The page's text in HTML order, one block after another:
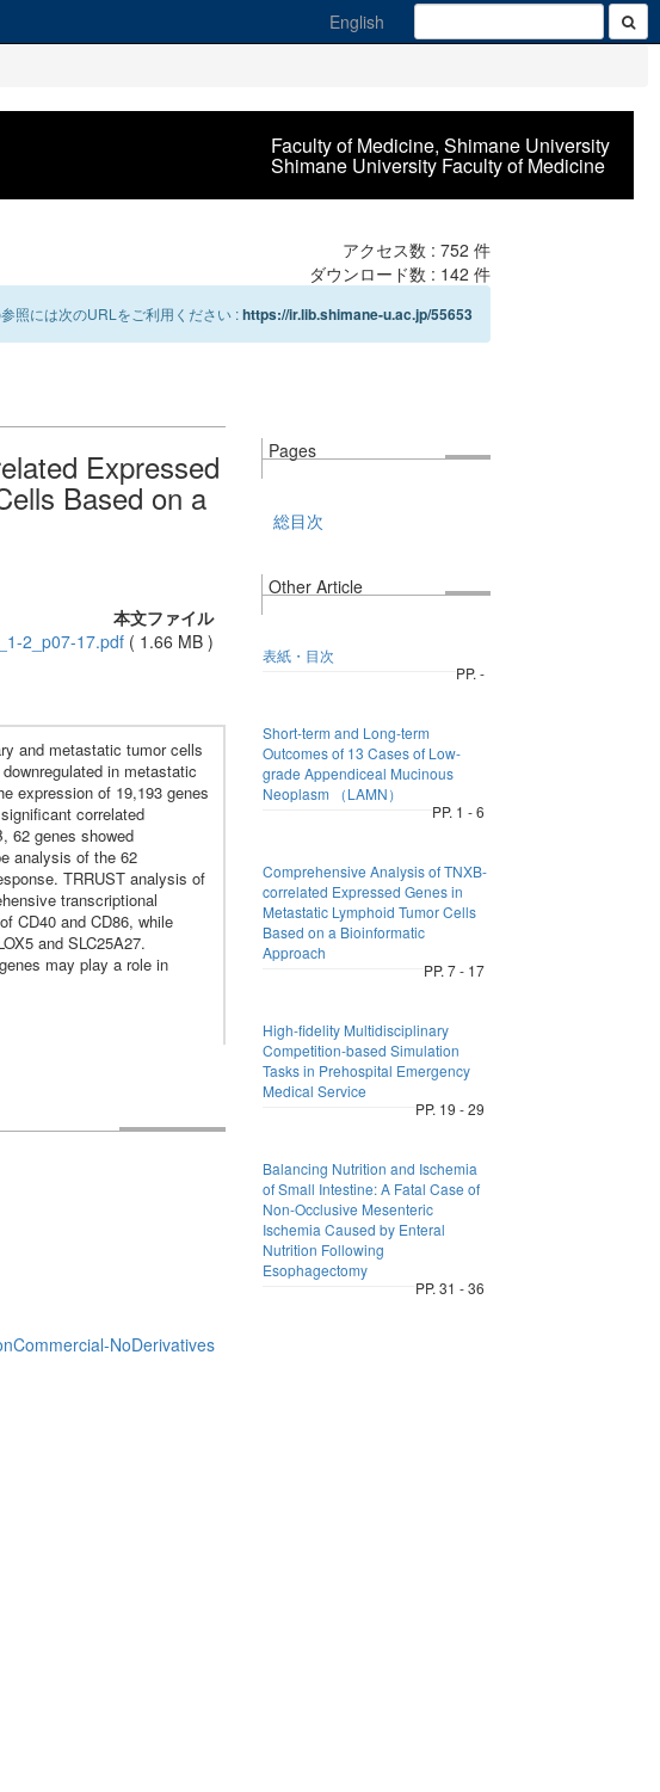
English
Faculty of Medicine, Shimane University
Shimane University Faculty of Medicine
アクセス数 : 752 件
ダウンロード数 : 142 件
照には次のURLをご利用ください :https://ir.lib.shimane-u.ac.jp/55653
Expressed
Based on a
本文ファイル
2_p07-17.pdf ( 1.66 MB )
and metastatic tumor cells
in metastatic
expression of 19,193 genes
correlated
62 genes showed
analysis of the 62
TRRUST analysis of
transcriptional
CD40 and CD86, while
and SLC25A27.
may play a role in
NoDerivatives
Pages
総目次
Other Article
表紙・目次
PP. -
Short-term and Long-term
Outcomes of 13 Cases of Low-
grade Appendiceal Mucinous
Neoplasm （LAMN）
PP. 1 - 6
Comprehensive Analysis of TNXB-
correlated Expressed Genes in
Metastatic Lymphoid Tumor Cells
Based on a Bioinformatic
Approach
PP. 7 - 17
High-fidelity Multidisciplinary
Competition-based Simulation
Tasks in Prehospital Emergency
Medical Service
PP. 19 - 29
Balancing Nutrition and Ischemia
of Small Intestine: A Fatal Case of
Non-Occlusive Mesenteric
Ischemia Caused by Enteral
Nutrition Following
Esophagectomy
PP. 31 - 36